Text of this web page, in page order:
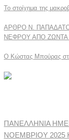
Το στοίχημα της
ΑΡΘΡΟ Ν.
ΝΕΦΡΟΥ ΑΠΟ ΖΩΝΤΑ
Ο Κώστας Μπούρας
ΠΑΝΕΛΛΗΝΙΑ
ΝΟΕΜΒΡΙΟΥ 2025